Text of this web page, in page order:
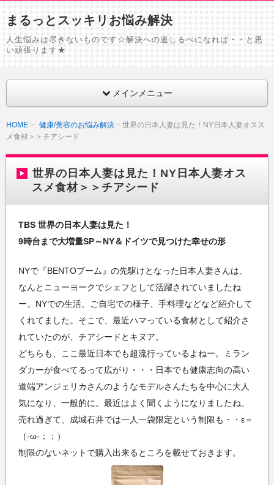
まるっとスッキリお悩み解決
人生悩みは尽きないものです☆解決への道しるべになれば・・と思
い頑張ります★
メインメニュー
HOME 健康/美容のお悩み解決
世界の日本人妻は見た！NY日本人妻オスス
メ食材＞＞チアシード
世界の日本人妻は見た！NY日本人妻オス
スメ食材＞＞チアシード
TBS 世界の日本人妻は見た！
9時台まで大増量SP～NY＆ドイツで見つけた幸せの形
NYで『BENTOブーム』の先駆けとなった日本人妻さんは、
なんとニューヨークでシェフとして活躍されていましたね
ー。NYでの生活、ご自宅での様子、手料理などなど紹介して
くれてました。そこで、最近ハマっている食材として紹介さ
れていたのが、チアシードとキヌア。
どちらも、ここ最近日本でも超流行っているよねー。ミラン
ダカーが食べてるって広がり・・・日本でも健康志向の高い
道端アンジェリカさんのようなモデルさんたちを中心に大人
気になり、一般的に。最近はよく聞くようになりましたね。
売れ過ぎて、成城石井では一人一袋限定という制限も・・ε＝
（‐ω‐；；）
制限のないネットで購入出来るところを載せておきます。